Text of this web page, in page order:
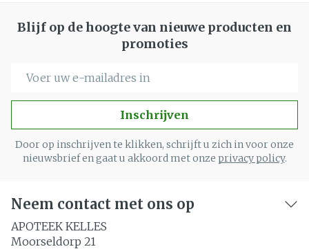
Blijf op de hoogte van nieuwe producten en
promoties
Inschrijven
Door op inschrijven te klikken, schrijft u zich in voor onze
nieuwsbrief en gaat u akkoord met onze privacy policy.
Neem contact met ons op
APOTEEK KELLES
Moorseldorp 21